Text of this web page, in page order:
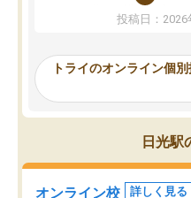
ないのは私たち講師の責任
ってくださり、確かに！と
ったんですが、学生の先生
み、徐々に成績が上がったら
思っていました。何が今足
を的確に指導いただき、子
くりするほど楽しんでやる
塾を受けています。狙い通
つ成績も上がり、苦手意識も
投稿日：2026
トライのオンライン個
日光駅
オンライン校 詳しく見る